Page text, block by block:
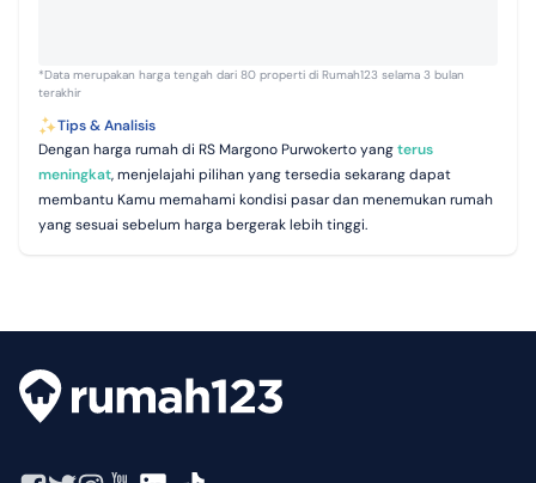
*Data merupakan harga tengah dari 80 properti di Rumah123 selama 3 bulan
terakhir
Tips & Analisis
Dengan harga rumah di RS Margono Purwokerto yangterus
meningkat, menjelajahi pilihan yang tersedia sekarang dapat
membantu Kamu memahami kondisi pasar dan menemukan rumah
yang sesuai sebelum harga bergerak lebih tinggi.